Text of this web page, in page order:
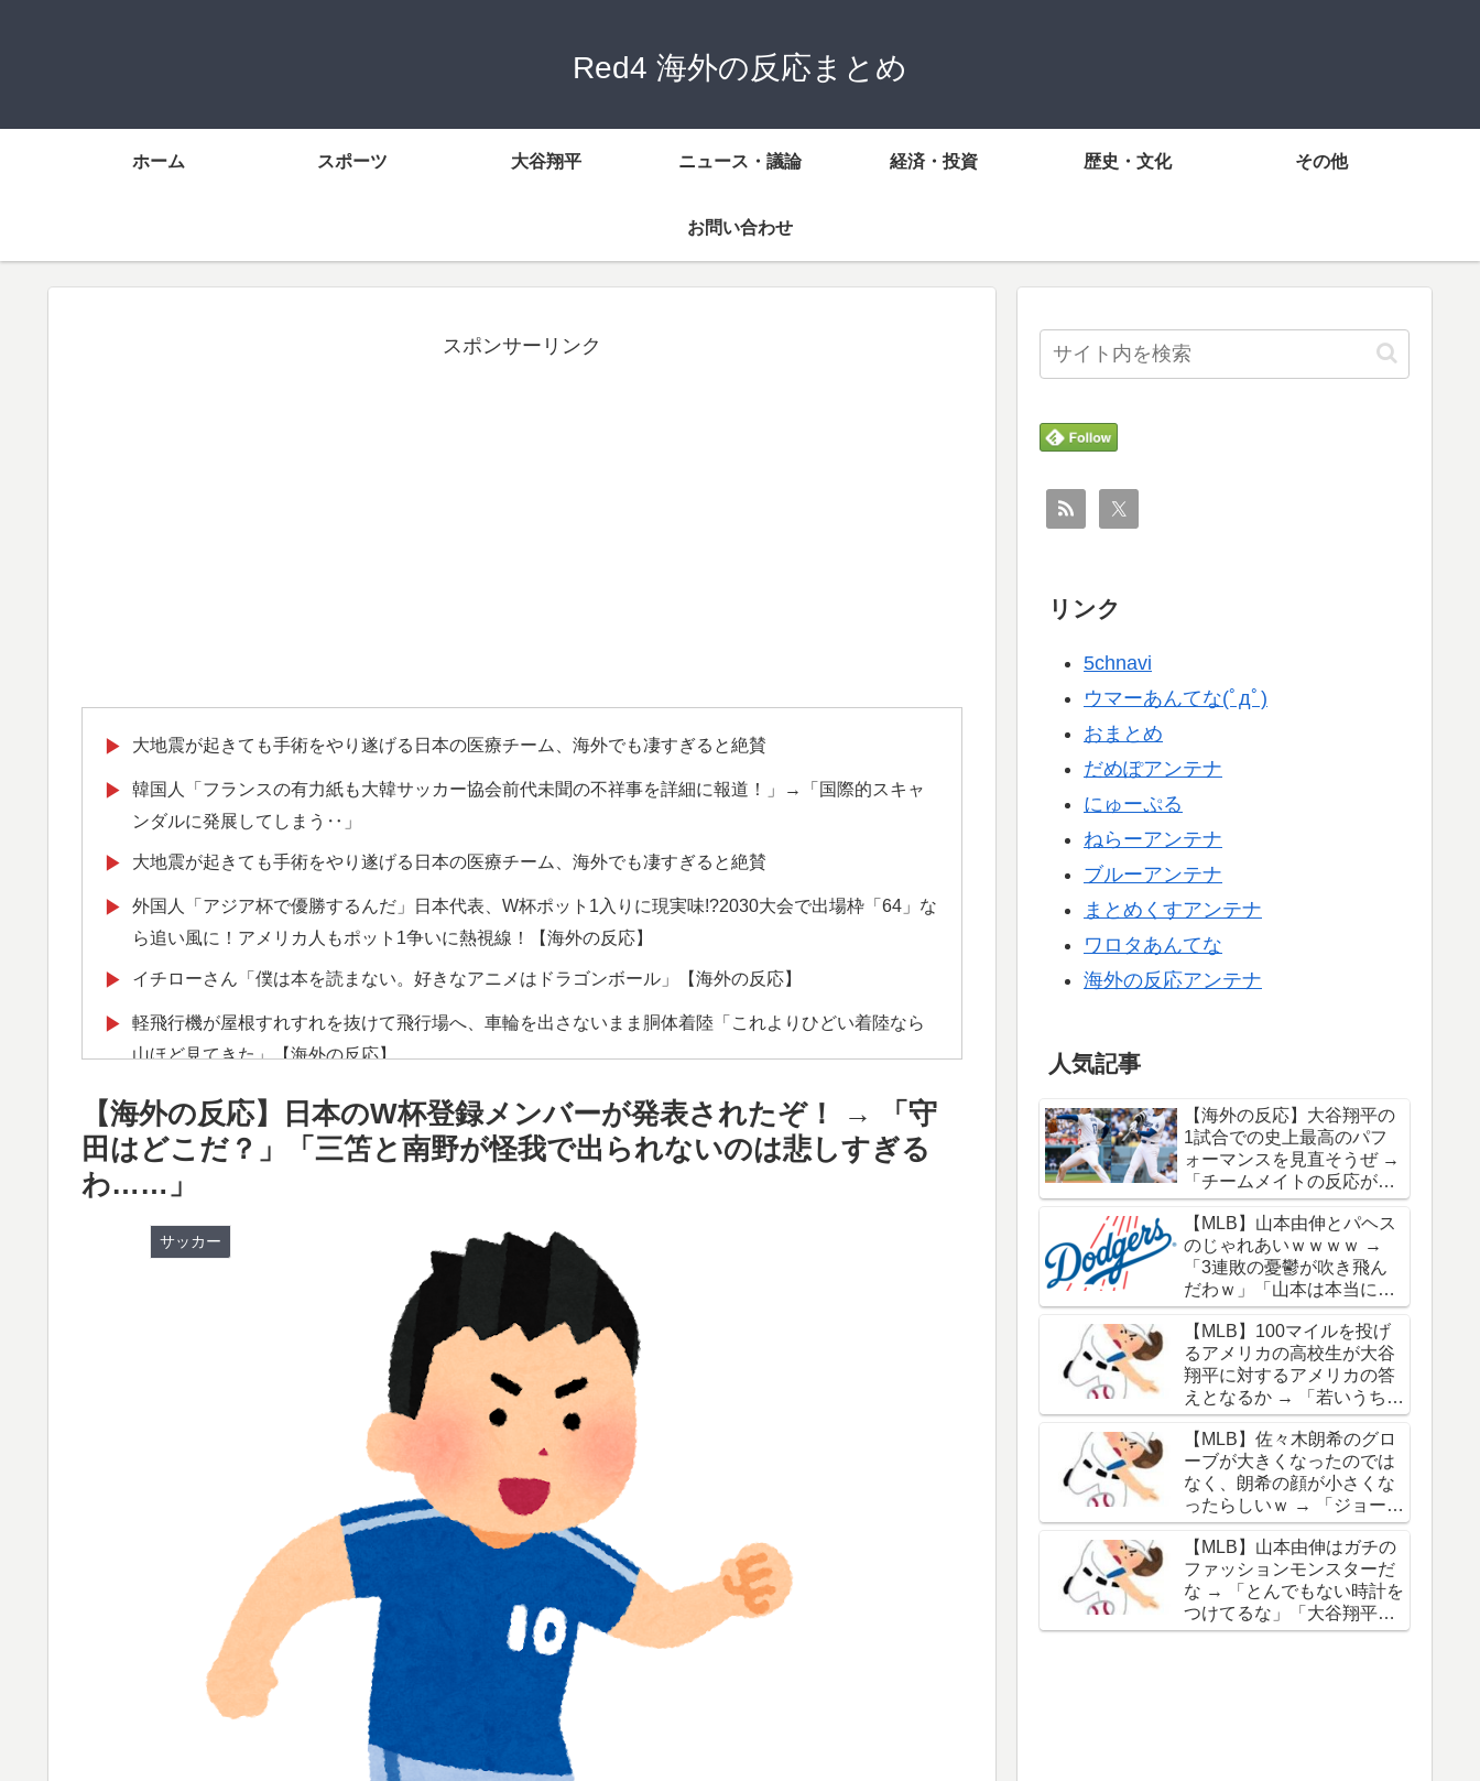
Red4 海外の反応まとめ
ホーム スポーツ 大谷翔平 ニュース・議論 経済・投資 歴史・文化 その他
お問い合わせ
スポンサーリンク
▶ 大地震が起きても手術をやり遂げる日本の医療チーム、海外でも凄すぎると絶賛
▶
韓国人「フランスの有力紙も大韓サッカー協会前代未聞の不祥事を詳細に報道！」→「国際的スキャ
ンダルに発展してしまう‥」
▶ 大地震が起きても手術をやり遂げる日本の医療チーム、海外でも凄すぎると絶賛
▶
外国人「アジア杯で優勝するんだ」日本代表、W杯ポット1入りに現実味!?2030大会で出場枠「64」な
ら追い風に！アメリカ人もポット1争いに熱視線！【海外の反応】
▶ イチローさん「僕は本を読まない。好きなアニメはドラゴンボール」【海外の反応】
▶
軽飛行機が屋根すれすれを抜けて飛行場へ、車輪を出さないまま胴体着陸「これよりひどい着陸なら
山ほど見てきた」【海外の反応】
▶ 【衝撃】韓国人「エボシ御前の声の人、若い頃がこれかよ」
▶ 海外「全部日本の真似だったのか…」 日本の普通のテレビ番組が最新SNSの数十年先を行っていたと
ぺこぱ松蔭寺「みんな右とか左とか拘りすぎ。思想関係なく応援しようよ」
韓国が独自開発したと自慢する甘いトマト、実はそこら辺のトマトに砂糖水を注入していただけなの
外国人「日本の未来は安泰だ」16歳MF三井寺眞、衝撃ゴール！久保建英超え歴代2位の記録！3得点に
絡む活躍で海外絶賛！【海外の反応】
【衝撃】韓国人「日本の名門女子校、漫画のままかよ」
海外「海外発祥なのに、今では日本で定着してるものって何？その逆も教えて！」（海外の反応）
【海外の反応】アルゼンチン協会、FIFA会長に確固たる支持を表明「隠す気もないんだなｗ」
「1個9,983キロカロリー、成人が4〜5日かけて食べる量」店名は『心臓発作グリル』、そこで本当に
心臓発作が起きた日
海外「さすが日本！」日本とドイツの仕事効率の差が分かる数字に海外が大騒ぎ
新聞さん、壮大な縦読みを仕込んでしまうwww
韓国人「我が国がクウェート戦で行った審判買収が本当に深刻である理由がこちら…」→「これはダ
メなやつ…（ﾌﾞﾙﾌﾞﾙ」＝韓国の反応
【海外の反応】日本のW杯登録メンバーが発表されたぞ！ → 「守
田はどこだ？」「三笘と南野が怪我で出られないのは悲しすぎる
わ……」
サッカー
リンク
5chnavi
ウマーあんてな(ﾟдﾟ)
おまとめ
だめぽアンテナ
にゅーぷる
ねらーアンテナ
ブルーアンテナ
まとめくすアンテナ
ワロタあんてな
海外の反応アンテナ
人気記事
【海外の反応】大谷翔平の
1試合での史上最高のパフ
ォーマンスを見直そうぜ →
「チームメイトの反応が凄
さを物語ってるな」「ワー
ルドシリーズで延長18回ま
でいった試合も凄かった」
【MLB】山本由伸とパヘス
のじゃれあいｗｗｗｗ →
「3連敗の憂鬱が吹き飛ん
だわｗ」「山本は本当にオ
シャレだな」
【MLB】100マイルを投げ
るアメリカの高校生が大谷
翔平に対するアメリカの答
えとなるか → 「若いうちか
ら神格化されても期待通り
のキャリアを築けるのはほ
んの一握りだからな」「大
谷の名前を出したのはクリ
ック数稼ぎでしかないわ」
【MLB】佐々木朗希のグロ
ーブが大きくなったのでは
なく、朗希の顔が小さくな
ったらしいｗ → 「ジョーク
が出るってことは絶好調の
証拠だな」「癖なのか精神
的なものなのか分からない
がいい方向に進んだのはい
いことだ」
【MLB】山本由伸はガチの
ファッションモンスターだ
な → 「とんでもない時計を
つけてるな」「大谷翔平と
は真逆だな」